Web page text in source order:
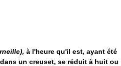
à l'heure qu'il est, ayant été
un creuset, se réduit à huit ou